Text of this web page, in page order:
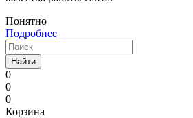
Понятно
Подробнее
Найти
0
0
0
Корзина